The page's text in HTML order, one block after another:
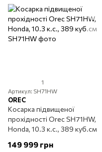
1
Артикул: SH71HW
OREC
Косарка підвищеної
прохідності Orec SH71HW,
Honda, 10.3 к.с., 389 куб.см
149 999 грн